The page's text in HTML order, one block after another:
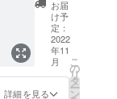
水塩
の、よ
もぎ風
味の玄
米餅で
す。 ・
少し使
用し
た、玄
米餅で
す。 ・
よも
ち米+国
産：
2021年
産 内容
量：5㎏
精米時
期：適
宜 販売
者：(有)
シヒカ
リ5㎏
(玄米)を
お届け
しま
す。 ■
玄米 名
農」と
いう炭
素循環
農の法
則を基
に育て
られた
お届
け予
定：
2022
年11
月
詳細を見る
こ
の
リ
タ
ー
ン